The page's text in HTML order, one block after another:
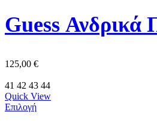
125,00 €
41 42 43 44
Quick View
Επιλογή